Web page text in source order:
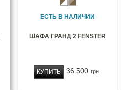
ЕСТЬ В НАЛИЧИИ
ШАФА ГРАНД 2 FENSTER
36 500 грн
КУПИТЬ